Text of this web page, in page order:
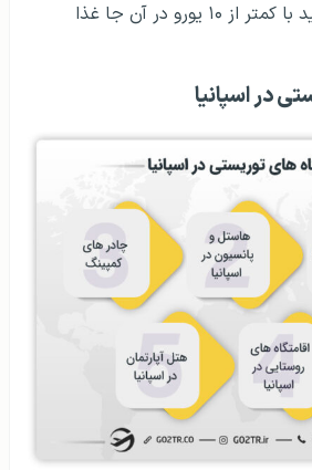
وجود دارند که می‌توانید با کمتر از ۱۰ یورو در آن جا غذا
در اسپانیا